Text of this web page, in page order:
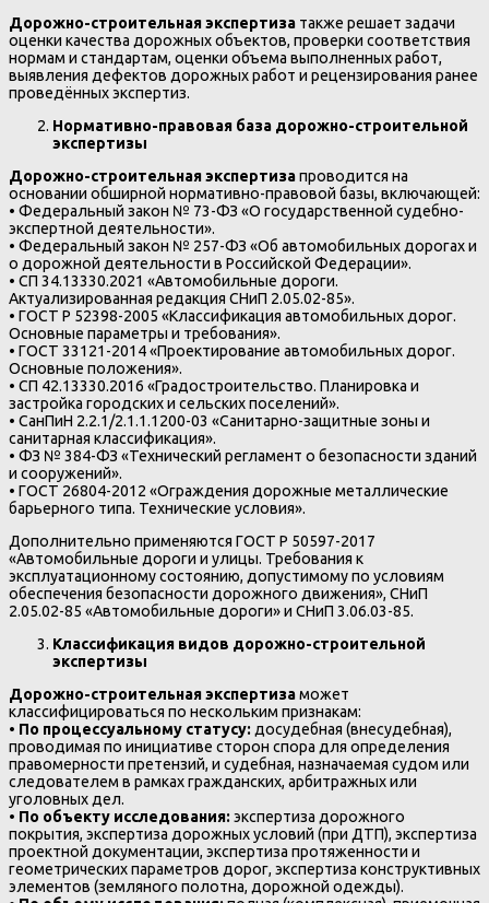
Дорожно-строительная экспертиза также решает задачи
оценки качества дорожных объектов, проверки соответствия
нормам и стандартам, оценки объема выполненных работ,
выявления дефектов дорожных работ и рецензирования ранее
проведённых экспертиз.
Нормативно-правовая база дорожно-строительной
экспертизы
Дорожно-строительная экспертизапроводится на
основании обширной нормативно-правовой базы, включающей:
• Федеральный закон № 73-ФЗ «О государственной судебно-
экспертной деятельности».
• Федеральный закон № 257-ФЗ «Об автомобильных дорогах и
о дорожной деятельности в Российской Федерации».
• СП 34.13330.2021 «Автомобильные дороги.
Актуализированная редакция СНиП 2.05.02-85».
• ГОСТ Р 52398-2005 «Классификация автомобильных дорог.
Основные параметры и требования».
• ГОСТ 33121-2014 «Проектирование автомобильных дорог.
Основные положения».
• СП 42.13330.2016 «Градостроительство. Планировка и
застройка городских и сельских поселений».
• СанПиН 2.2.1/2.1.1.1200-03 «Санитарно-защитные зоны и
санитарная классификация».
• ФЗ № 384-ФЗ «Технический регламент о безопасности зданий
и сооружений».
• ГОСТ 26804-2012 «Ограждения дорожные металлические
барьерного типа. Технические условия».
Дополнительно применяются ГОСТ Р 50597-2017
«Автомобильные дороги и улицы. Требования к
эксплуатационному состоянию, допустимому по условиям
обеспечения безопасности дорожного движения», СНиП
2.05.02-85 «Автомобильные дороги» и СНиП 3.06.03-85.
Классификация видов дорожно-строительной
экспертизы
Дорожно-строительная экспертизаможет
классифицироваться по нескольким признакам:
• По процессуальному статусу: досудебная (внесудебная),
проводимая по инициативе сторон спора для определения
правомерности претензий, и судебная, назначаемая судом или
следователем в рамках гражданских, арбитражных или
уголовных дел.
• По объекту исследования:экспертиза дорожного
покрытия, экспертиза дорожных условий (при ДТП), экспертиза
проектной документации, экспертиза протяженности и
геометрических параметров дорог, экспертиза конструктивных
элементов (земляного полотна, дорожной одежды).